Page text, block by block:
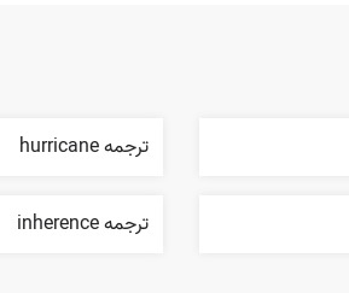
ترجمه hurricane
ترجمه inherence